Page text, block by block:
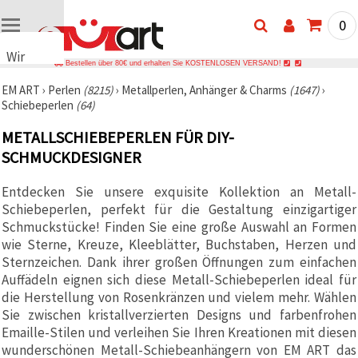
Wir
Cookies
🍪 Wir
Cookies
und
ähnliche
um das
ordnungsgemäße
Funktionieren
der Website
sicherzustellen,
Nutzungserlebnis
zu
verbessern
und, mit
Ihrer
Einwilligung,
0
Bestellen über 80€ und erhalten Sie KOSTENLOSEN VERSAND!
EM ART › Perlen (8215)› Metallperlen, Anhänger & Charms (1647)›
Schiebeperlen (64)
METALLSCHIEBEPERLEN FÜR DIY-
SCHMUCKDESIGNER
Entdecken Sie unsere exquisite Kollektion an Metall-
Schiebeperlen, perfekt für die Gestaltung einzigartiger
Schmuckstücke! Finden Sie eine große Auswahl an Formen
wie Sterne, Kreuze, Kleeblätter, Buchstaben, Herzen und
Sternzeichen. Dank ihrer großen Öffnungen zum einfachen
Auffädeln eignen sich diese Metall-Schiebeperlen ideal für
die Herstellung von Rosenkränzen und vielem mehr. Wählen
Sie zwischen kristallverzierten Designs und farbenfrohen
Emaille-Stilen und verleihen Sie Ihren Kreationen mit diesen
wunderschönen Metall-Schiebeanhängern von EM ART das